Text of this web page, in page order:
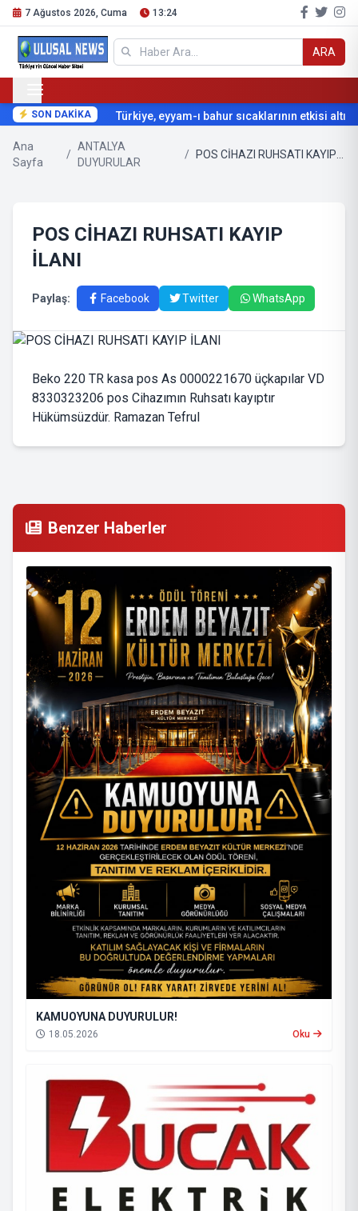
7 Ağustos 2026, Cuma 13:24
ARA
SON DAKİKA Türkiye, eyyam-ı bahur sıcaklarının etkisi altına
Ana
Sayfa
/
ANTALYA
DUYURULAR
/
POS CİHAZI RUHSATI KAYIP
İLANI
Paylaş: Facebook Twitter WhatsApp
Beko 220 TR kasa pos As 0000221670 üçkapılar VD
8330323206 pos Cihazımın Ruhsatı kayıptır
Hükümsüzdür. Ramazan Tefrul
Benzer Haberler
KAMUOYUNA DUYURULUR!
18.05.2026 Oku